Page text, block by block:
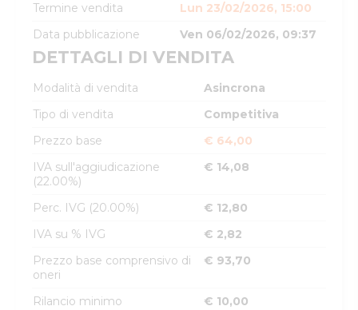
Termine vendita
Lun 23/02/2026, 15:00
Data pubblicazione
Ven 06/02/2026, 09:37
DETTAGLI DI VENDITA
Modalità di vendita
Asincrona
Tipo di vendita
Competitiva
Prezzo base
€ 64,00
IVA sull'aggiudicazione
(22.00%)
€ 14,08
Perc. IVG (20.00%)
€ 12,80
IVA su % IVG
€ 2,82
Prezzo base comprensivo di
oneri
€ 93,70
Rilancio minimo
€ 10,00